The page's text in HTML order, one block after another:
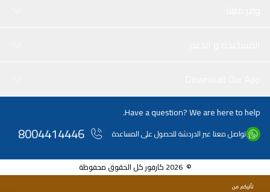
Have a question? We are here to help.
تواصل معنا عبر الدردشة للحصول على المساعدة 8004414446
© 2026 كارفور كل الحقوق محفوظة